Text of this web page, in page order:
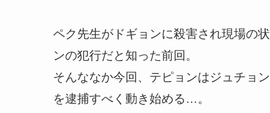
ペク先生がドギョンに殺害され現場の
ンの犯行だと知った前回。
そんななか今回、テピョンはジュチョ
を逮捕すべく動き始める…。